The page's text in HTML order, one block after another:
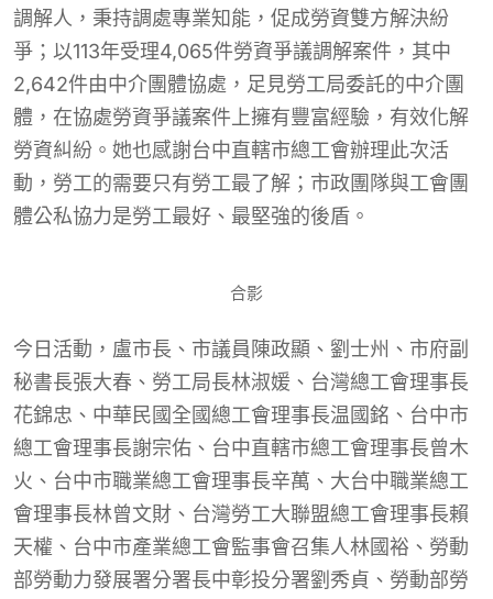
調解人，秉持調處專業知能，促成勞資雙方解決紛
爭；以113年受理4,065件勞資爭議調解案件，其中
2,642件由中介團體協處，足見勞工局委託的中介團
體，在協處勞資爭議案件上擁有豐富經驗，有效化解
勞資糾紛。她也感謝台中直轄市總工會辦理此次活
動，勞工的需要只有勞工最了解；市政團隊與工會團
體公私協力是勞工最好、最堅強的後盾。
合影
今日活動，盧市長、市議員陳政顯、劉士州、市府副
秘書長張大春、勞工局長林淑媛、台灣總工會理事長
花錦忠、中華民國全國總工會理事長温國銘、台中市
總工會理事長謝宗佑、台中直轄市總工會理事長曾木
火、台中市職業總工會理事長辛萬、大台中職業總工
會理事長林曾文財、台灣勞工大聯盟總工會理事長賴
天權、台中市產業總工會監事會召集人林國裕、勞動
部勞動力發展署分署長中彰投分署劉秀貞、勞動部勞